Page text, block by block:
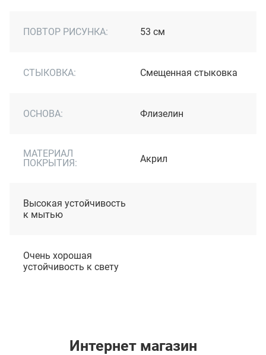
ПОВТОР РИСУНКА: 53 см
СТЫКОВКА: Смещенная стыковка
ОСНОВА: Флизелин
МАТЕРИАЛ
ПОКРЫТИЯ:
Акрил
Высокая устойчивость
к мытью
Очень хорошая
устойчивость к свету
Интернет магазин